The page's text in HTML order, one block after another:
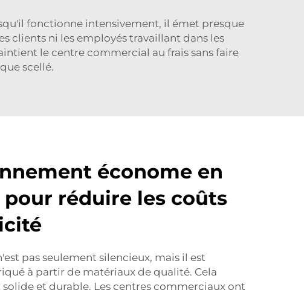
fonctionne intensivement, il émet presque
clients ni les employés travaillant dans les
le centre commercial au frais sans faire
scellé.
économe en
réduire les coûts
pas seulement silencieux, mais il est
à partir de matériaux de qualité. Cela
et durable. Les centres commerciaux ont